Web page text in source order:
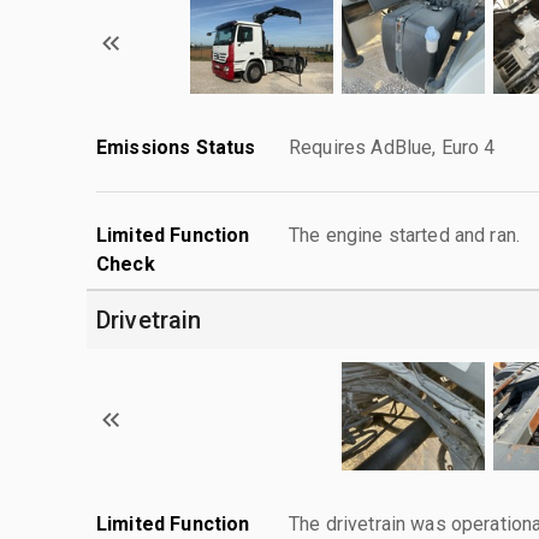
Emissions Status Requires AdBlue, Euro 4
Limited Function
Check
The engine started and ran.
Drivetrain
Limited Function The drivetrain was